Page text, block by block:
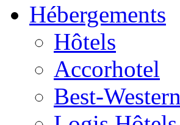
Hébergements
Hôtels
Accorhotel
Best-Western